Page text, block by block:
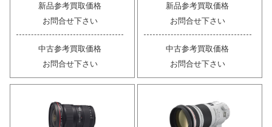
新品参考買取価格
お問合せ下さい
中古参考買取価格
お問合せ下さい
新品参考買取価格
お問合せ下さい
中古参考買取価格
お問合せ下さい